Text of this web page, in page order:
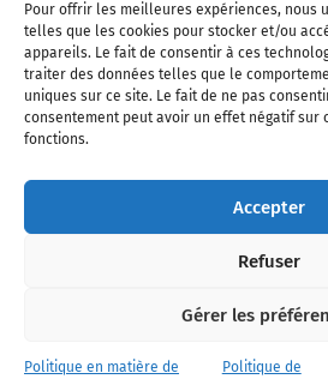
Pour offrir les meilleures expériences, nous
telles que les cookies pour stocker et/ou
appareils. Le fait de consentir à ces
traiter des données telles que le
uniques sur ce site. Le fait de ne pas
consentement peut avoir un effet négatif sur
fonctions.
Accepter
Refuser
Gérer les
Politique en matière de Politique de
Qui sommes-nous ? Nous
Mentions légales
CGV Politique de
l'industrie aéronautique, l'aviation
civils, l'aéronautique de défense et l'industrie
interdite sans autorisation écrite